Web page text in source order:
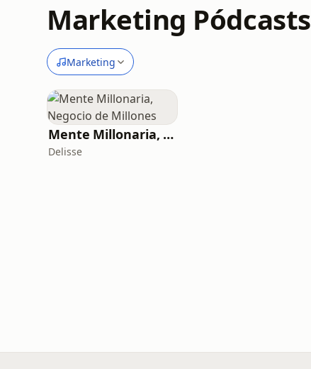
Marketing Pódcasts
Marketing
Mente Millonaria, Negocio de Millones
Delisse